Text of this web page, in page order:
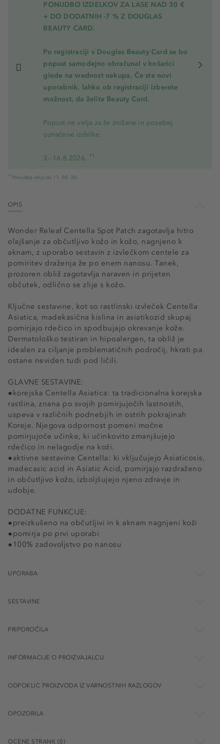
PONUDBO IZDELKOV ZA LASE NAD 30 €
+ DO DODATNIH -7 % Z DOUGLAS
BEAUTY CARD.
Po registraciji v Douglas Beauty Card se bo
popust samodejno obračunal v košarici
glede na vrednost nakupa. Če ste novi
uporabnik, lahko ob registraciji izberete
možnost, da želite Beauty Card.
Popust ne velja za že znižane in posebej
označene izdelke.
3.–16.8.2026. *1
*1 Ponudba velja do 17. 08. 26.
OPIS
Wonder Releaf Centella Spot Patch zagotavlja hitro
olajšanje za občutljivo kožo in kožo, nagnjeno k
aknam, z uporabo sestavin z izvlečkom centele za
pomiritev draženja že po enem nanosu. Tanek,
prozoren obliž zagotavlja naraven in prijeten
občutek, odlično se zlije s kožo.
Ključne sestavine, kot so rastlinski izvleček Centella
Asiatica, madekasična kislina in asiatikozid skupaj
pomirjajo rdečico in spodbujajo okrevanje kože.
Dermatološko testiran in hipoalergen, ta obliž je
idealen za ciljanje problematičnih področij, hkrati pa
ostane neviden tudi pod ličili.
GLAVNE SESTAVINE:
●korejska Centella Asiatica: ta tradicionalna korejska
rastlina, znana po svojih pomirjujočih lastnostih,
uspeva v različnih podnebjih in ostrih pokrajinah
Koreje. Njegova odpornost pomeni močne
pomirjujoče učinke, ki učinkovito zmanjšujejo
rdečico in nelagodje na koži.
●aktivne sestavine Centella: ki vključujejo Asiaticosis,
madecasic acid in Asiatic Acid, pomirjajo razdraženo
in občutljivo kožo, izboljšujejo njeno zdravje in
udobje.
DODATNE FUNKCIJE:
●preizkušeno na občutljivi in k aknam nagnjeni koži
●pomirja po prvi uporabi
●100% zadovoljstvo po nanosu
UPORABA
SESTAVINE
PRIPOROČILA
INFORMACIJE O PROIZVAJALCU
ODPOKLIC PROIZVODA IZ VARNOSTNIH RAZLOGOV
OPOZORILA
OCENE STRANK (0)